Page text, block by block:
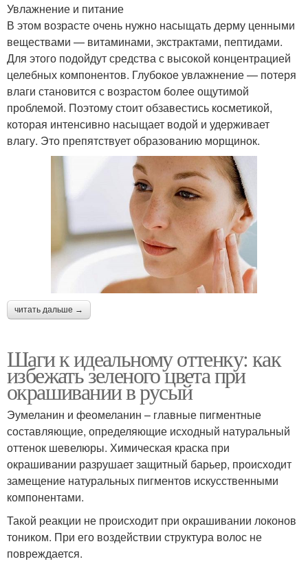
Увлажнение и питание
В этом возрасте очень нужно насыщать дерму ценными
веществами — витаминами, экстрактами, пептидами.
Для этого подойдут средства с высокой концентрацией
целебных компонентов. Глубокое увлажнение — потеря
влаги становится с возрастом более ощутимой
проблемой. Поэтому стоит обзавестись косметикой,
которая интенсивно насыщает водой и удерживает
влагу. Это препятствует образованию морщинок.
читать дальше →
Шаги к идеальному оттенку: как
избежать зеленого цвета при
окрашивании в русый
Эумеланин и феомеланин – главные пигментные
составляющие, определяющие исходный натуральный
оттенок шевелюры. Химическая краска при
окрашивании разрушает защитный барьер, происходит
замещение натуральных пигментов искусственными
компонентами.
Такой реакции не происходит при окрашивании локонов
тоником. При его воздействии структура волос не
повреждается.